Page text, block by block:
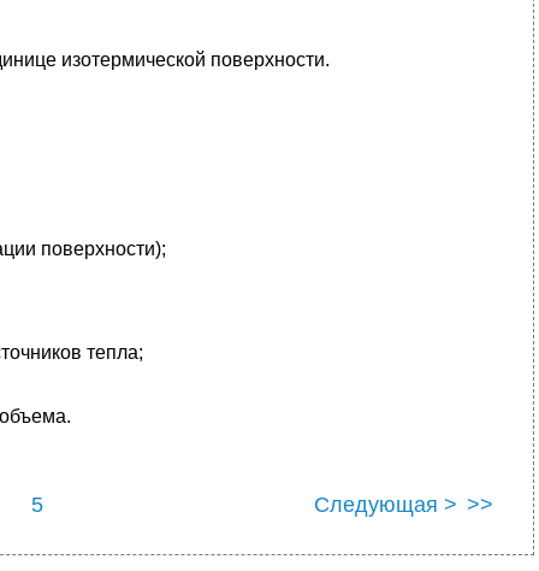
изотермической поверхности.
поверхности);
тепла;
5 Следующая > >>